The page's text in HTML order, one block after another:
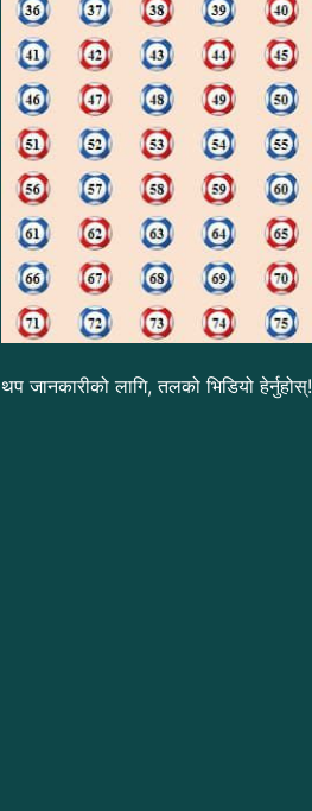
थप जानकारीको लागि, तलको भिडियो हेर्नुहोस्!